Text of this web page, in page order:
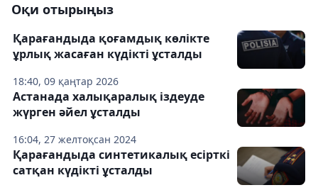
Оқи отырыңыз
18:40, 09 қаңтар 2026
Қарағандыда қоғамдық көлікте
ұрлық жасаған күдікті ұсталды
16:04, 27 желтоқсан 2024
Астанада халықаралық іздеуде
жүрген әйел ұсталды
Қарағандыда синтетикалық есірткі
сатқан күдікті ұсталды